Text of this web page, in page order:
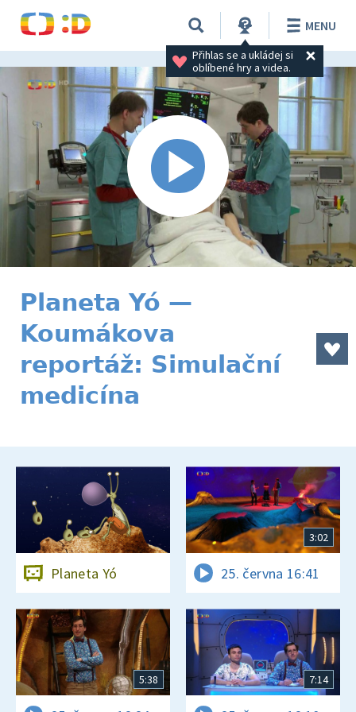
Přihlas se a ukládej si
oblíbené hry a videa.
MENU
Planeta Yó —
Koumákova
reportáž: Simulační
medicína
Planeta Yó
3:02
25. června 16:41
5:38 7:14